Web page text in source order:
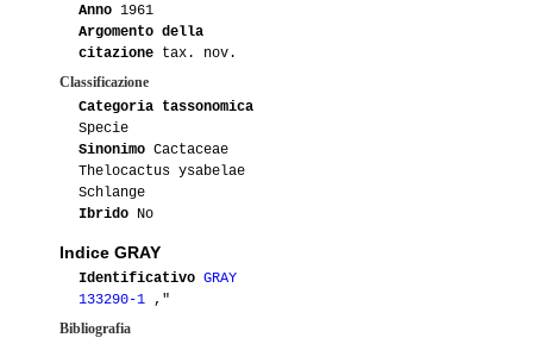
Anno 1961
Argomento della
citazione tax. nov.
Classificazione
Categoria tassonomica
Specie
Sinonimo Cactaceae
Thelocactus ysabelae
Schlange
Ibrido No
Indice GRAY
Identificativo GRAY
133290-1 ,"
Bibliografia